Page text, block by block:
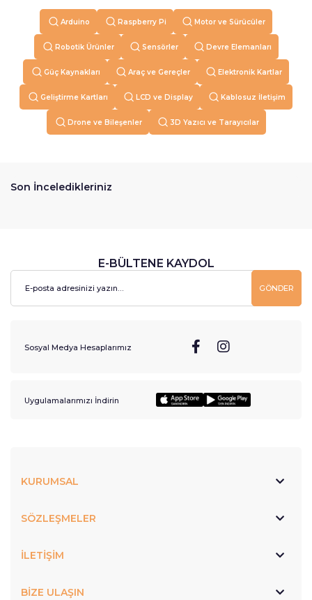
Arduino Raspberry Pi Motor ve Sürücüler
Robotik Ürünler Sensörler Devre Elemanları
Güç Kaynakları Araç ve Gereçler Elektronik Kartlar
Geliştirme Kartları LCD ve Display Kablosuz İletişim
Drone ve Bileşenler 3D Yazıcı ve Tarayıcılar
Son İnceledikleriniz
E-BÜLTENE KAYDOL
GÖNDER
Sosyal Medya Hesaplarımız
Uygulamalarımızı İndirin
KURUMSAL
SÖZLEŞMELER
İLETİŞİM
BİZE ULAŞIN